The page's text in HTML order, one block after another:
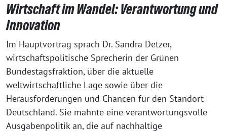
Wirtschaft im Wandel: Verantwortung und
Innovation
Im Hauptvortrag sprach Dr. Sandra Detzer,
wirtschaftspolitische Sprecherin der Grünen
Bundestagsfraktion, über die aktuelle
weltwirtschaftliche Lage sowie über die
Herausforderungen und Chancen für den Standort
Deutschland. Sie mahnte eine verantwortungsvolle
Ausgabenpolitik an, die auf nachhaltige